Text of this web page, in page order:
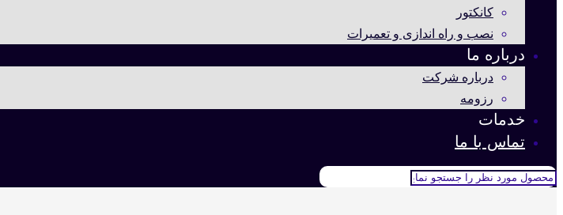
کانکتور
نصب و راه اندازی و تعمیرات
درباره ما
درباره شرکت
رزومه
خدمات
تماس با ما